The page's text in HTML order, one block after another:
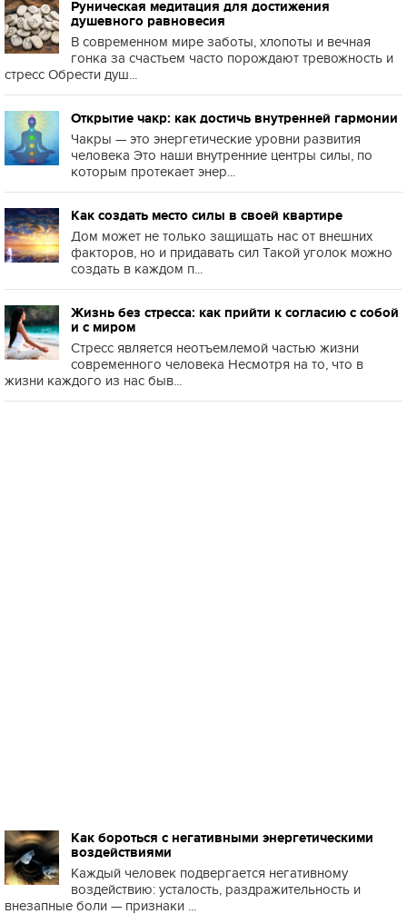
Руническая медитация для достижения
душевного равновесия
В современном мире заботы, хлопоты и вечная
гонка за счастьем часто порождают тревожность и
стресс Обрести душ...
Открытие чакр: как достичь внутренней гармонии
Чакры — это энергетические уровни развития
человека Это наши внутренние центры силы, по
которым протекает энер...
Как создать место силы в своей квартире
Дом может не только защищать нас от внешних
факторов, но и придавать сил Такой уголок можно
создать в каждом п...
Жизнь без стресса: как прийти к согласию с собой
и с миром
Стресс является неотъемлемой частью жизни
современного человека Несмотря на то, что в
жизни каждого из нас быв...
Как бороться с негативными энергетическими
воздействиями
Каждый человек подвергается негативному
воздействию: усталость, раздражительность и
внезапные боли — признаки ...